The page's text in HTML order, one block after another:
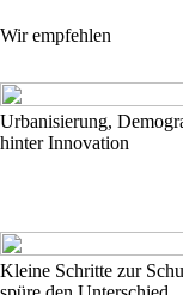
Wir empfehlen
Urbanisierung,
hinter Innovation
Kleine Schritte zur